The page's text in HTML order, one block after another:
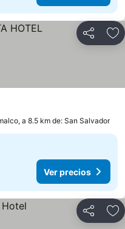
Compartir
a 8.5 km de: San Salvador
Ver precios
Compartir